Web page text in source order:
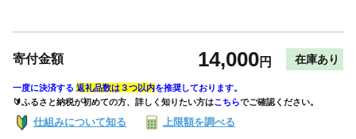
寄付金額 14,000円 在庫あり
一度に決済する 返礼品数は３つ以内を推奨しております。
🔰ふるさと納税が初めての方、詳しく知りたい方はこちらでご確認ください。
仕組みについて知る 上限額を調べる